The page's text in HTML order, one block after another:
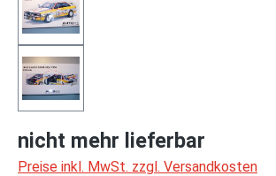
nicht mehr lieferbar
Preise inkl. MwSt. zzgl. Versandkosten